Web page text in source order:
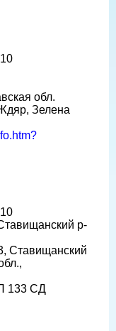
обл.
Зелена
р-
Ставищанский
133 СД